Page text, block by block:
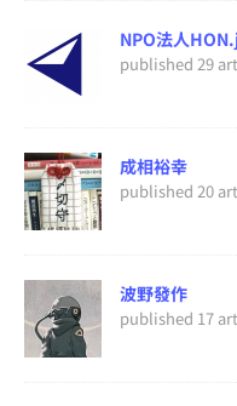
NPO法人
published 29
成相裕幸
published 20
波野發作
published 17